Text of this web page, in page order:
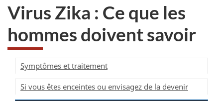
Virus Zika : Ce que les
hommes doivent savoir
Symptômes et traitement
Si vous êtes enceintes ou envisagez de la devenir